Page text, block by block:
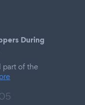
During
part of the